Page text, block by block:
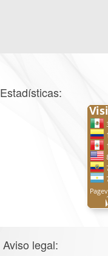
Estadísticas:
Aviso legal: